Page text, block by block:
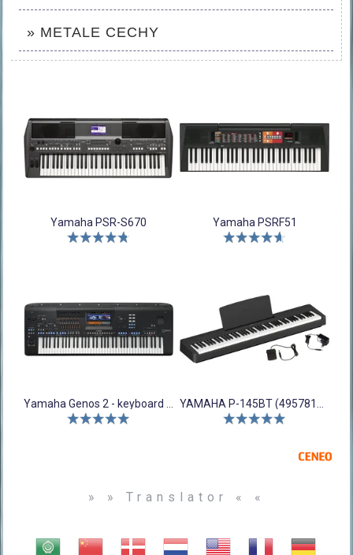
» METALE CECHY
Yamaha PSR-S670 Yamaha PSRF51
» » Translator « «